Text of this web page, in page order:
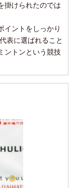
掛けられたのでは
イントをしっかり
表に選ばれること
ントンという競技